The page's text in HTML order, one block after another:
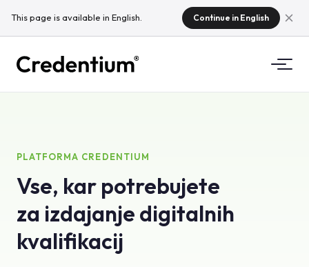
This page is available in English. Continue in English
Zakaj Credentium
O CloudTeamu
Za univerze
Za podjetja za usposabljanje
Za organizatorje dogodkov
Kaj so mikrokvalifikacije?
PLATFORMA CREDENTIUM
Vse, kar potrebujete
za izdajanje digitalnih
kvalifikacij